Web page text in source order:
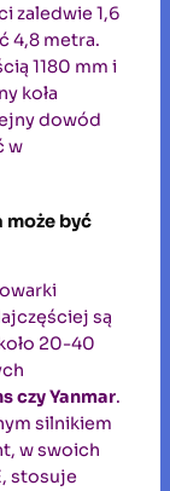
zaledwie 1,6
4,8 metra.
1180 mm i
koła
dowód
w
może być
są
20-40
czy Yanmar.
silnikiem
w swoich
stosuje